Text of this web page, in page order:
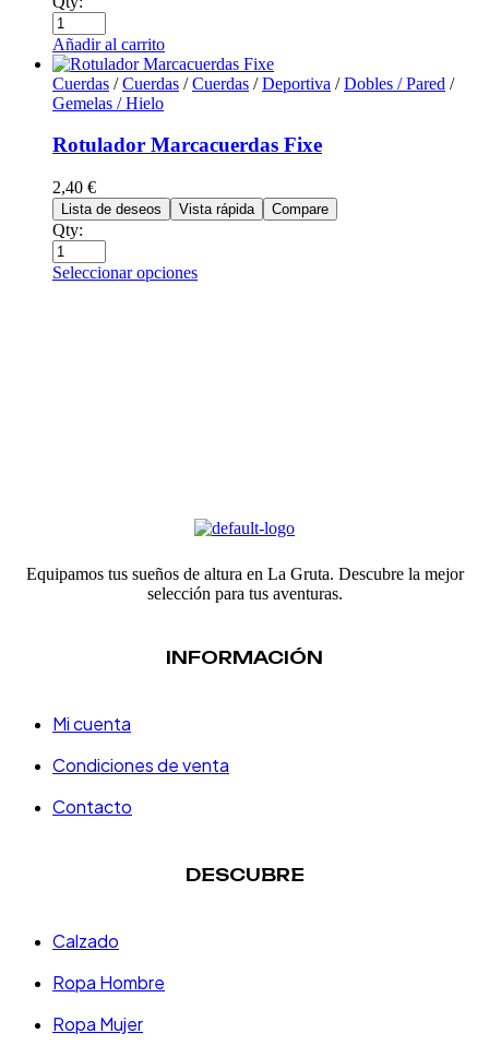
Añadir al carrito
Cuerdas /Cuerdas /Cuerdas /Deportiva /Dobles / Pared /
Gemelas / Hielo
Rotulador Marcacuerdas Fixe
2,40 €
Lista de deseos Vista rápida Compare
Qty:
Seleccionar opciones
Equipamos tus sueños de altura en La Gruta. Descubre la mejor
selección para tus aventuras.
INFORMACIÓN
Mi cuenta
Condiciones de venta
Contacto
DESCUBRE
Calzado
Ropa Hombre
Ropa Mujer